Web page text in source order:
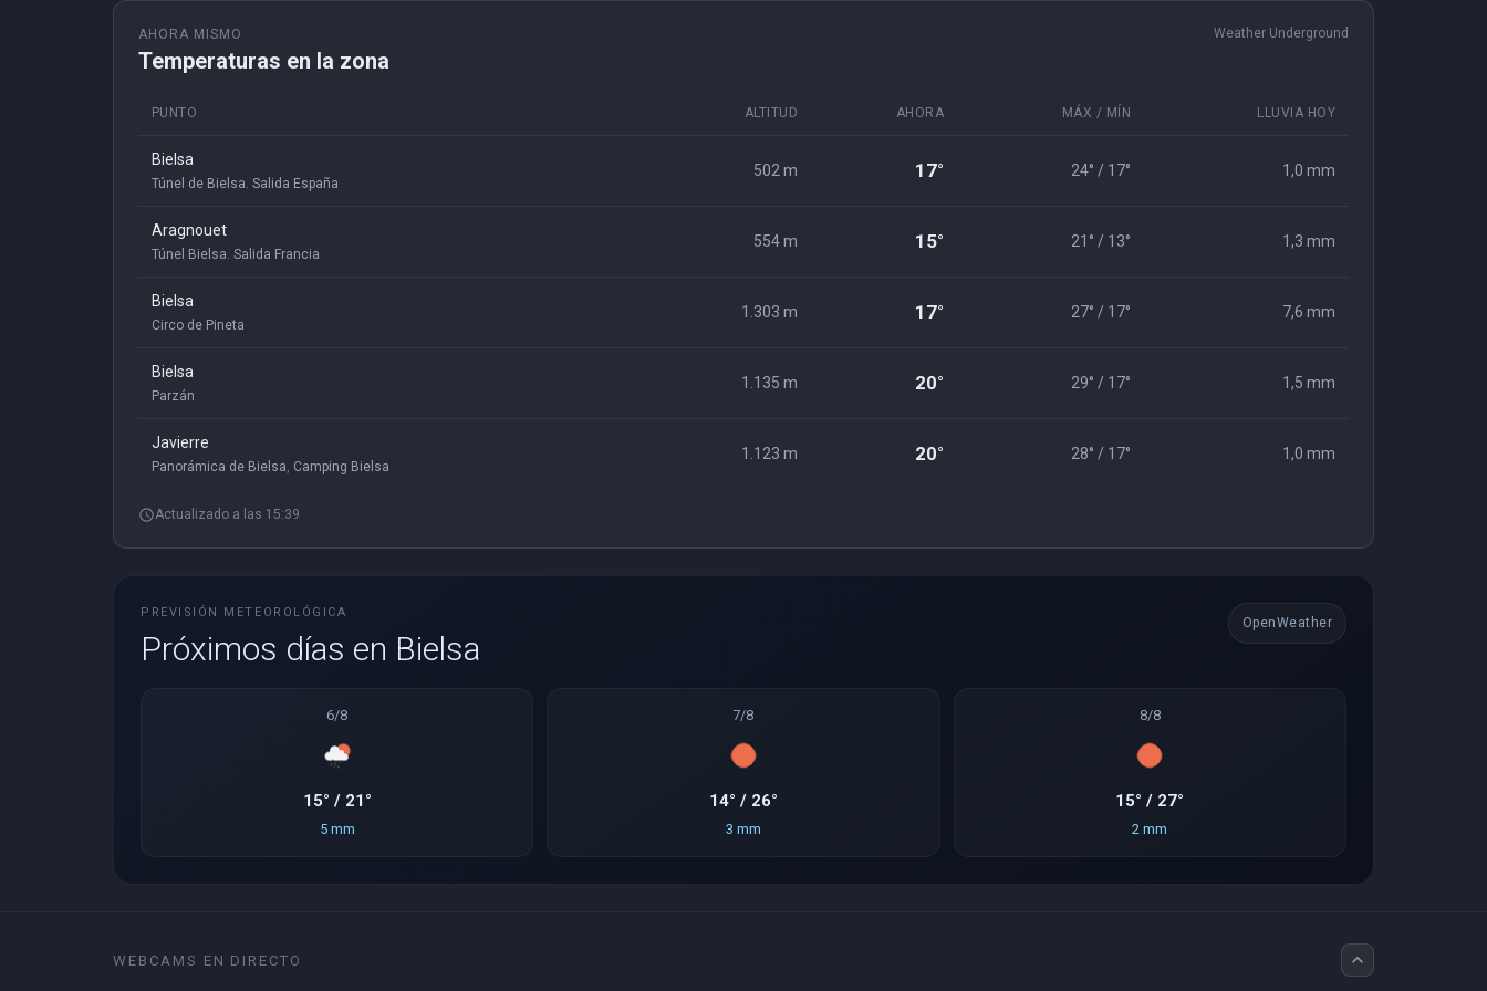
AHORA MISMO
Temperaturas en la zona
Weather Underground
PUNTO ALTITUD AHORA MÁX / MÍN LLUVIA HOY
Bielsa
Túnel de Bielsa. Salida España
502 m 17° 24° / 17° 1,0 mm
Aragnouet
Túnel Bielsa. Salida Francia
554 m 15° 21° / 13° 1,3 mm
Bielsa
Circo de Pineta
1.303 m 17° 27° / 17° 7,6 mm
Bielsa
Parzán
1.135 m 20° 29° / 17° 1,5 mm
Javierre
Panorámica de Bielsa, Camping Bielsa
1.123 m 20° 28° / 17° 1,0 mm
scheduleActualizado a las 15:39
PREVISIÓN METEOROLÓGICA
Próximos días en Bielsa
OpenWeather
6/8
15° / 21°
5 mm
7/8
14° / 26°
3 mm
8/8
15° / 27°
2 mm
WEBCAMS EN DIRECTO expand_less